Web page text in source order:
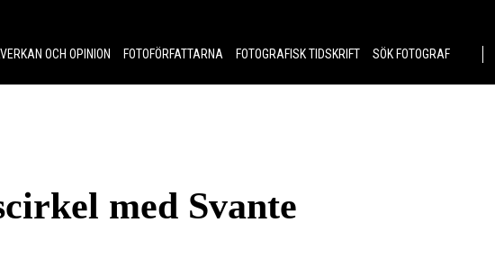
OCH OPINION FOTOFÖRFATTARNA FOTOGRAFISK TIDSKRIFT SÖK FOTOGRAF
med Svante